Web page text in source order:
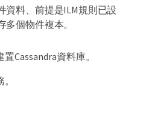
資料、前提是ILM規則已設
多個物件複本。
Cassandra資料庫。